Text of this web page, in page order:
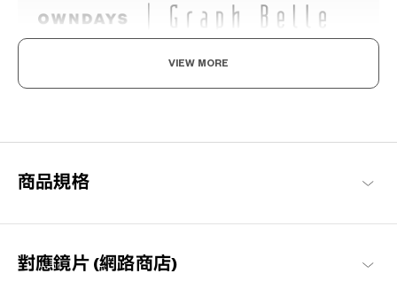
既率性，又可愛。
VIEW MORE
商品規格
對應鏡片 (網路商店)